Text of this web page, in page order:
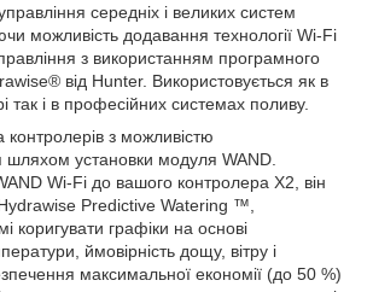
середніх і великих систем
можливість додавання технології Wi-Fi
з використанням програмного
від Hunter. Використовується як в
так і в професійних системах поливу.
контролерів з можливістю
шляхом установки модуля WAND.
Wi-Fi до вашого контролера X2, він
Predictive Watering ™,
коригувати графіки на основі
ймовірність дощу, вітру і
максимальної економії (до 50 %)